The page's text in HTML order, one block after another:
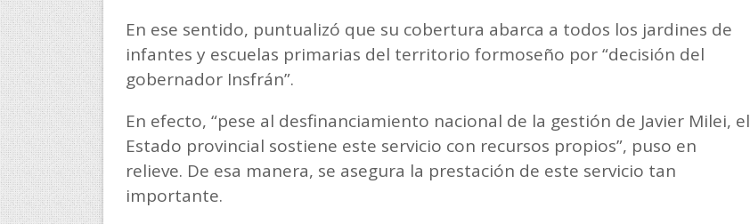
En ese sentido, puntualizó que su cobertura abarca a todos los jardines de
infantes y escuelas primarias del territorio formoseño por “decisión del
gobernador Insfrán”.
En efecto, “pese al desfinanciamiento nacional de la gestión de Javier Milei, el
Estado provincial sostiene este servicio con recursos propios”, puso en
relieve. De esa manera, se asegura la prestación de este servicio tan
importante.